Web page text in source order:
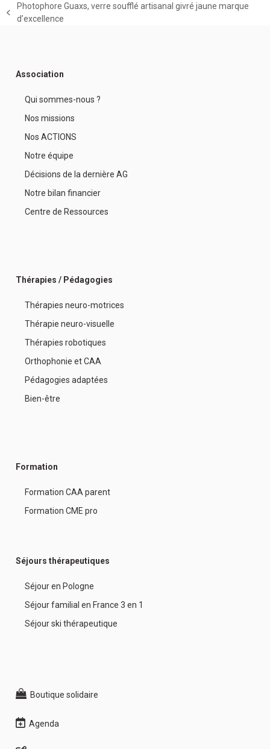
previous
Photophore Guaxs, verre soufflé artisanal givré jaune marque
d’excellence
Association
Qui sommes-nous ?
Nos missions
Nos ACTIONS
Notre équipe
Décisions de la dernière AG
Notre bilan financier
Centre de Ressources
Thérapies / Pédagogies
Thérapies neuro-motrices
Thérapie neuro-visuelle
Thérapies robotiques
Orthophonie et CAA
Pédagogies adaptées
Bien-être
Formation
Formation CAA parent
Formation CME pro
Séjours thérapeutiques
Séjour en Pologne
Séjour familial en France 3 en 1
Séjour ski thérapeutique
Boutique solidaire
Agenda